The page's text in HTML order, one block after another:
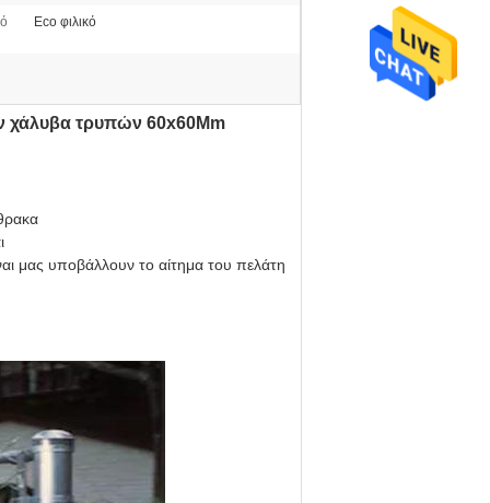
Eco φιλικό
χάλυβα τρυπών 60x60Mm
μας υποβάλλουν το αίτημα του πελάτη